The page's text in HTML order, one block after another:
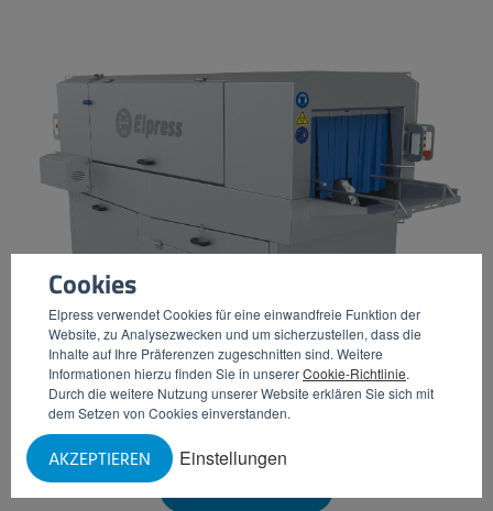
Cookies
Elpress verwendet Cookies für eine einwandfreie Funktion der
Website, zu Analysezwecken und um sicherzustellen, dass die
Inhalte auf Ihre Präferenzen zugeschnitten sind. Weitere
Informationen hierzu finden Sie in unsererCookie-Richtlinie.
Durch die weitere Nutzung unserer Website erklären Sie sich mit
dem Setzen von Cookies einverstanden.
Einstellungen
AKZEPTIEREN
KISTENWÄSCHER